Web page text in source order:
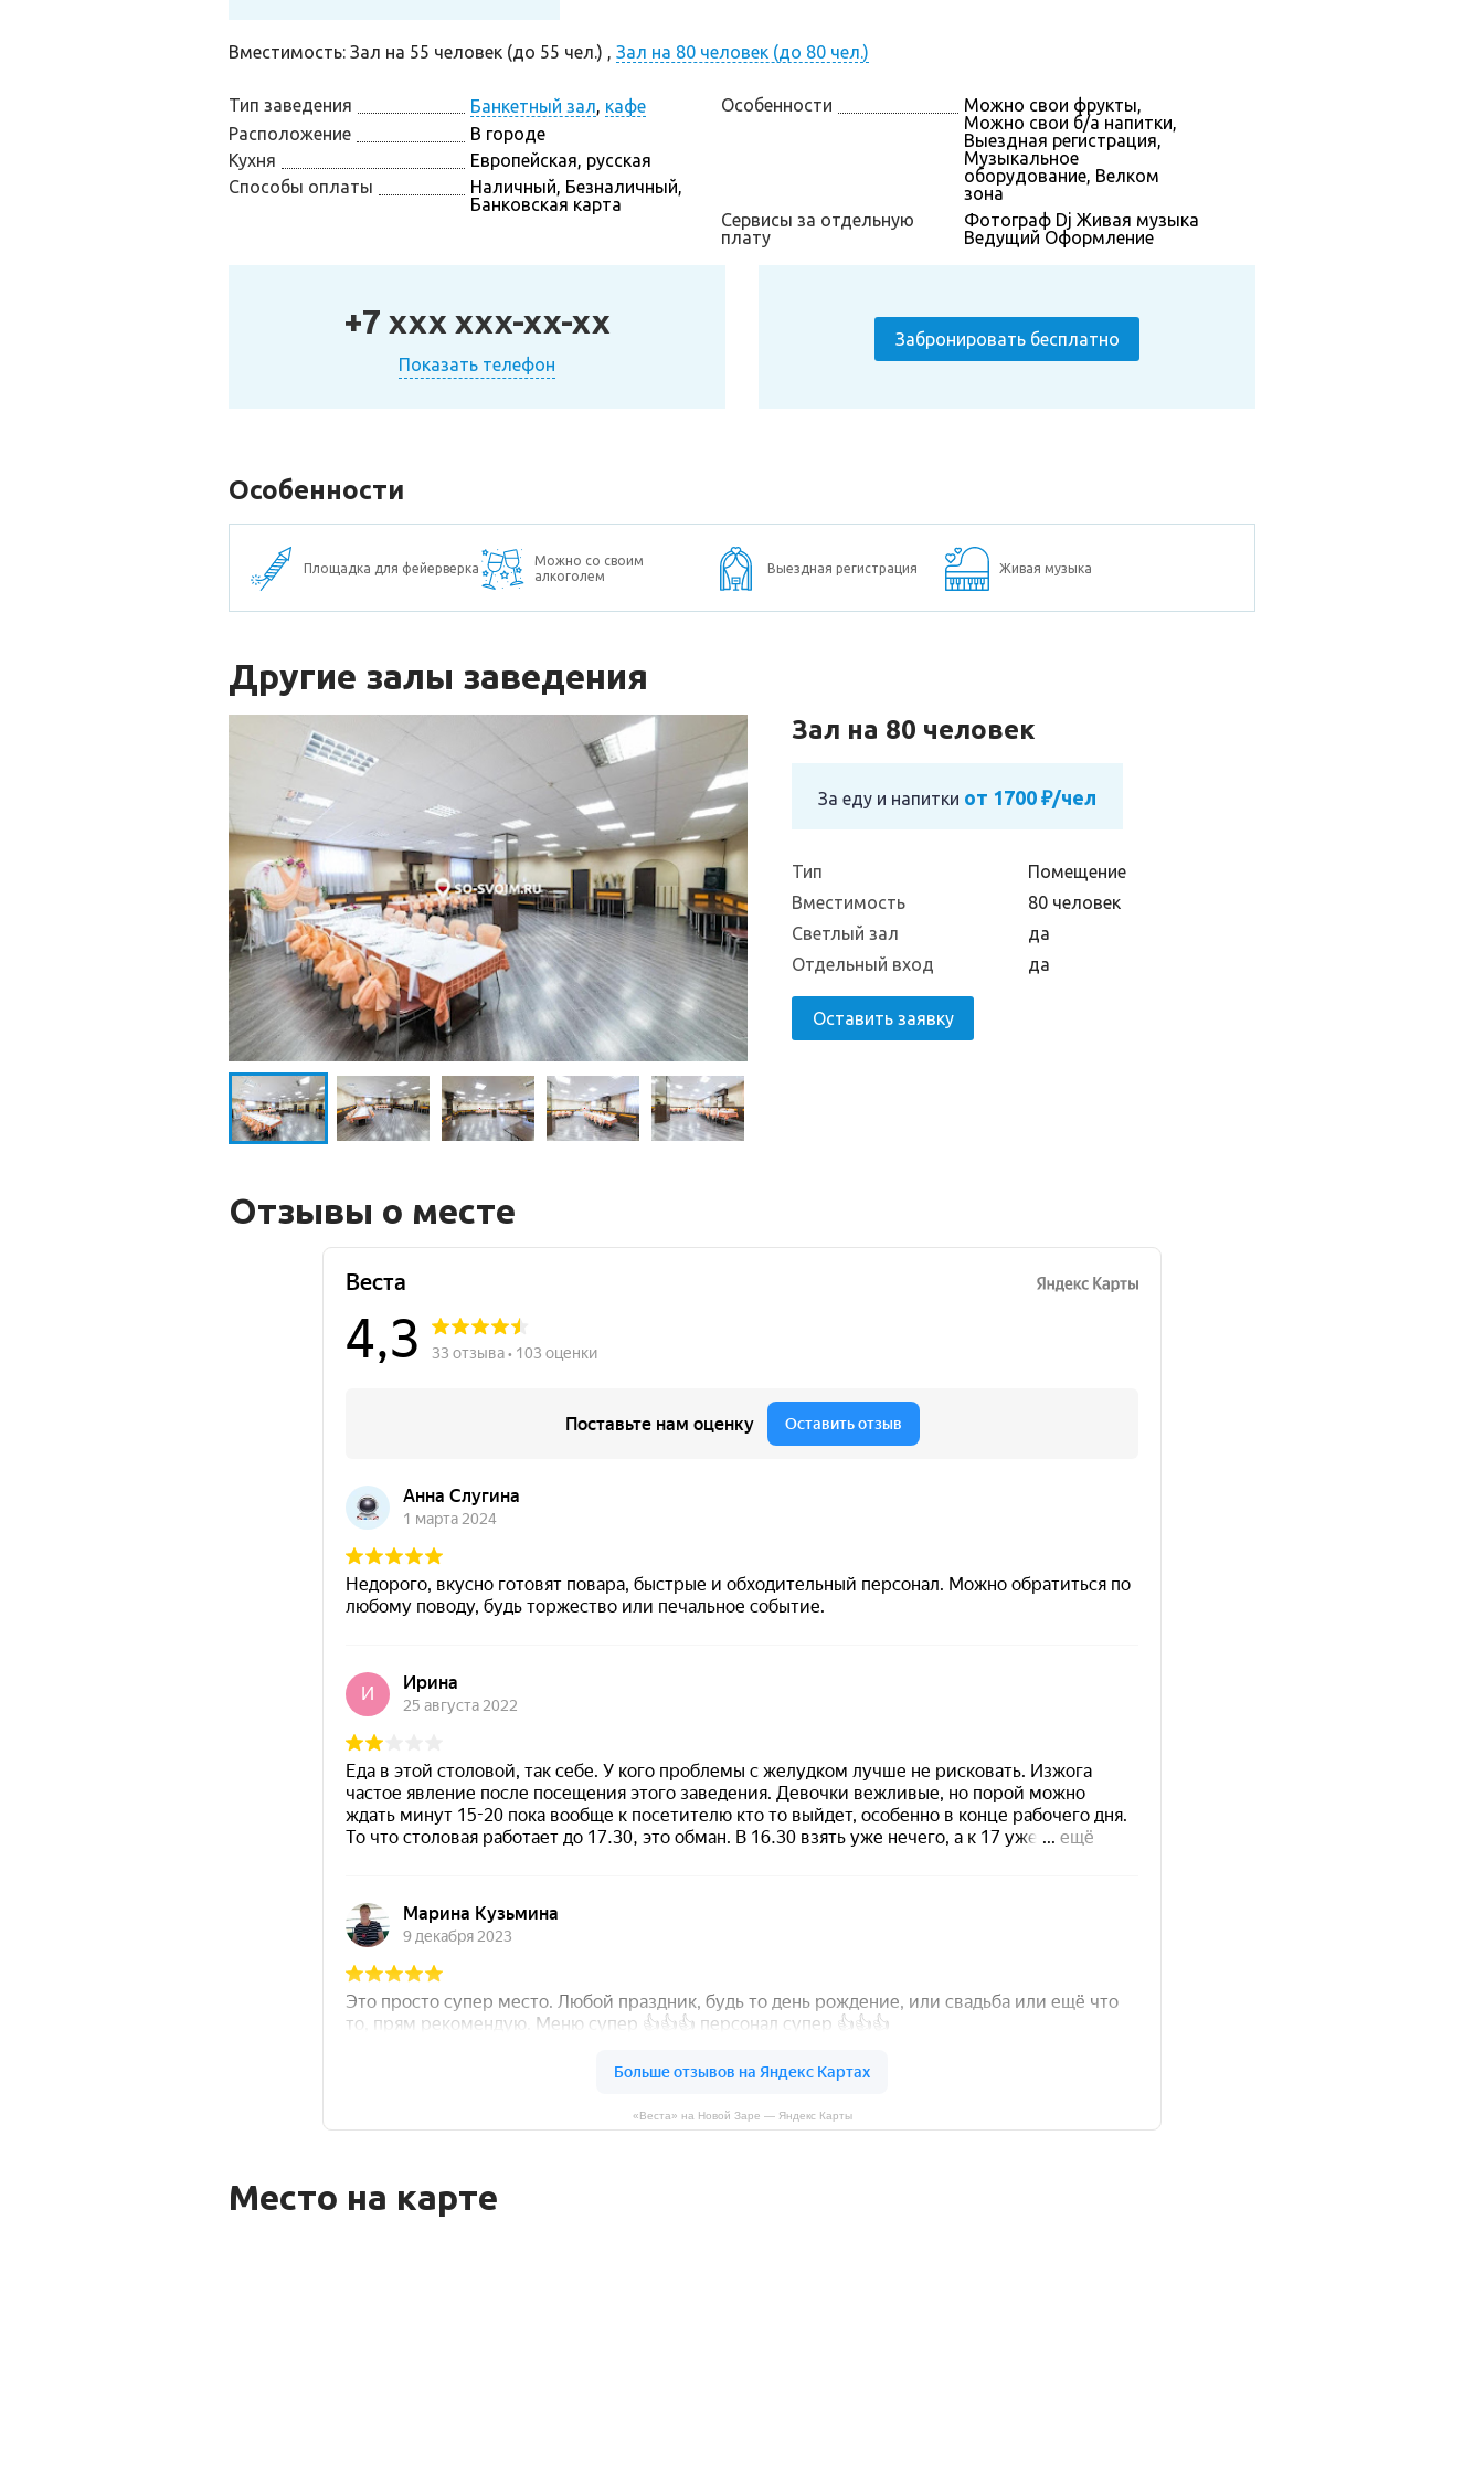
Вместимость: Зал на 55 человек (до 55 чел.) , Зал на 80 человек (до 80 чел.)
Тип заведения Банкетный зал, кафе
Расположение
В городе
Кухня
Европейская, русская
Способы оплаты
Наличный, Безналичный,
Банковская карта
Особенности
Можно свои фрукты,
Можно свои б/а напитки,
Выездная регистрация,
Музыкальное
оборудование, Велком
зона
Сервисы за отдельную
плату
Фотограф Dj Живая музыка
Ведущий Оформление
+7 xxx xxx-xx-xx
Показать телефон
Забронировать бесплатно
Особенности
Площадка для фейерверка
Можно со своим
алкоголем
Выездная регистрация Живая музыка
Другие залы заведения
Зал на 80 человек
За еду и напитки от 1700 ₽/чел
Тип
Помещение
Вместимость
80 человек
Светлый зал
да
Отдельный вход
да
Оставить заявку
Отзывы о месте
«Веста» на Новой Заре — Яндекс Карты
Место на карте